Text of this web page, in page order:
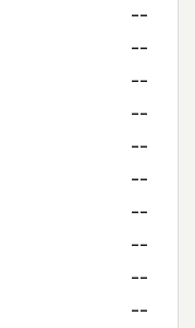
--
--
--
--
--
--
--
--
--
--